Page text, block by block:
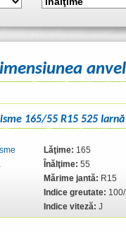
165/55 R15 525 Iarnă
Lăţime: 165
Înălţime: 55
Mărime jantă: R15
Indice greutate:
Indice viteză: J